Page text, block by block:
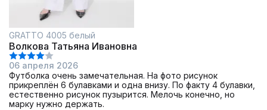
GRATTO 4005 белый
Волкова Татьяна Ивановна
06 апреля 2026
Футболка очень замечательная. На фото рисунок
прикреплён 6 булавками и одна внизу. По факту 4 булавки,
естественно рисунок пузырится. Мелочь конечно, но
марку нужно держать.